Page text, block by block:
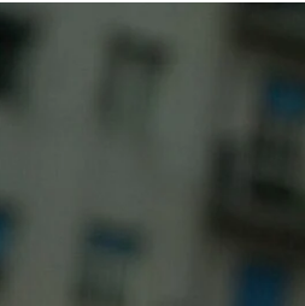
🦻
del
Prevenir
Infecciones